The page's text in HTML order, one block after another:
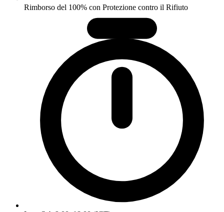
Rimborso del 100% con Protezione contro il Rifiuto